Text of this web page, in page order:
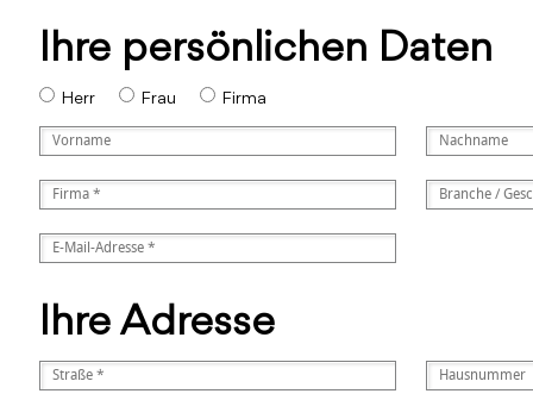
Ihre persönlichen Daten
Herr Frau Firma
Ihre Adresse